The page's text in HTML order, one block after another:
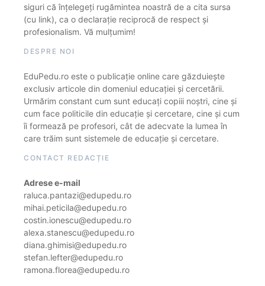
siguri că înțelegeți rugămintea noastră de a cita sursa
(cu link), ca o declarație reciprocă de respect și
profesionalism. Vă mulțumim!
DESPRE NOI
EduPedu.ro este o publicație online care găzduiește
exclusiv articole din domeniul educației și cercetării.
Urmărim constant cum sunt educați copiii noștri, cine și
cum face politicile din educație și cercetare, cine și cum
îi formează pe profesori, cât de adecvate la lumea în
care trăim sunt sistemele de educație și cercetare.
CONTACT REDACȚIE
Adrese e-mail
raluca.pantazi@edupedu.ro
mihai.peticila@edupedu.ro
costin.ionescu@edupedu.ro
alexa.stanescu@edupedu.ro
diana.ghimisi@edupedu.ro
stefan.lefter@edupedu.ro
ramona.florea@edupedu.ro